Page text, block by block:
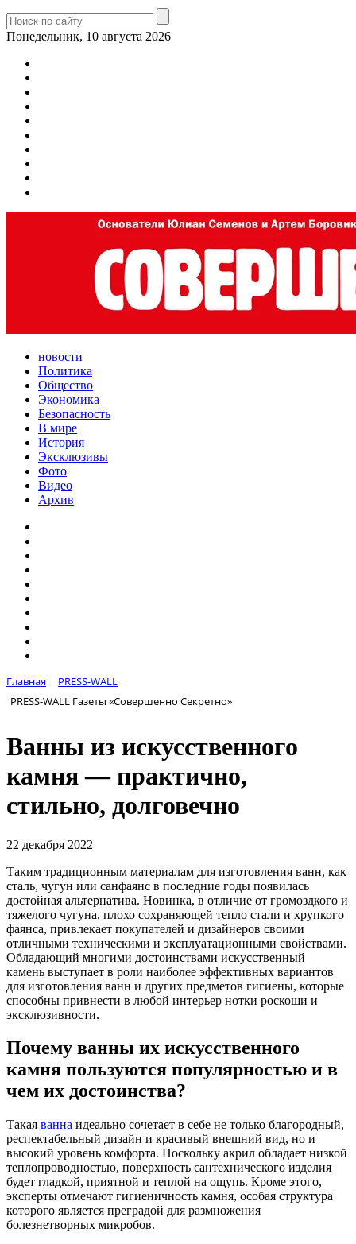
Понедельник, 10 августа 2026
новости
Политика
Общество
Экономика
Безопасность
В мире
История
Эксклюзивы
Фото
Видео
Архив
Главная
PRESS-WALL
PRESS-WALL Газеты «Совершенно Секретно»
Ванны из искусственного
камня — практично,
стильно, долговечно
22 декабря 2022
Таким традиционным материалам для изготовления ванн, как
сталь, чугун или санфаянс в последние годы появилась
достойная альтернатива. Новинка, в отличие от громоздкого и
тяжелого чугуна, плохо сохраняющей тепло стали и хрупкого
фаянса, привлекает покупателей и дизайнеров своими
отличными техническими и эксплуатационными свойствами.
Обладающий многими достоинствами искусственный
камень выступает в роли наиболее эффективных вариантов
для изготовления ванн и других предметов гигиены, которые
способны привнести в любой интерьер нотки роскоши и
эксклюзивности.
Почему ванны их искусственного
камня пользуются популярностью и в
чем их достоинства?
Такая ванна идеально сочетает в себе не только благородный,
респектабельный дизайн и красивый внешний вид, но и
высокий уровень комфорта. Поскольку акрил обладает низкой
теплопроводностью, поверхность сантехнического изделия
будет гладкой, приятной и теплой на ощупь. Кроме этого,
эксперты отмечают гигиеничность камня, особая структура
которого является преградой для размножения
болезнетворных микробов.